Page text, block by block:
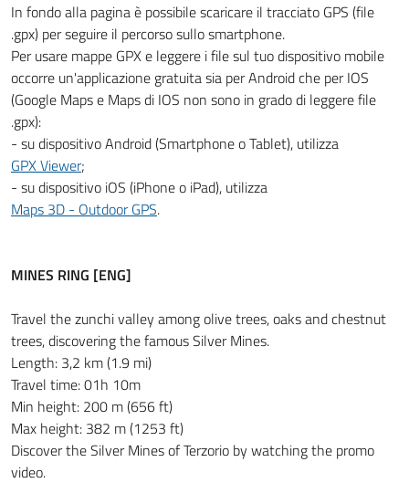
In fondo alla pagina è possibile scaricare il tracciato GPS (file
.gpx) per seguire il percorso sullo smartphone.
Per usare mappe GPX e leggere i file sul tuo dispositivo mobile
occorre un'applicazione gratuita sia per Android che per IOS
(Google Maps e Maps di IOS non sono in grado di leggere file
.gpx):
- su dispositivo Android (Smartphone o Tablet), utilizza
GPX Viewer;
- su dispositivo iOS (iPhone o iPad), utilizza
Maps 3D - Outdoor GPS.
MINES RING [ENG]
Travel the zunchi valley among olive trees, oaks and chestnut
trees, discovering the famous Silver Mines.
Length: 3,2 km (1.9 mi)
Travel time: 01h 10m
Min height: 200 m (656 ft)
Max height: 382 m (1253 ft)
Discover the Silver Mines of Terzorio by watching the promo
video.